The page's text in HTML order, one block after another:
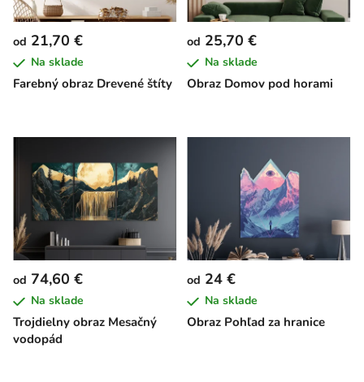
Farebný obraz Drevené štíty
od 21,70 €
Na sklade
Obraz Domov pod horami
od 25,70 €
Na sklade
Trojdielny obraz Mesačný
vodopád
od 74,60 €
Na sklade
Obraz Pohľad za hranice
od 24 €
Na sklade